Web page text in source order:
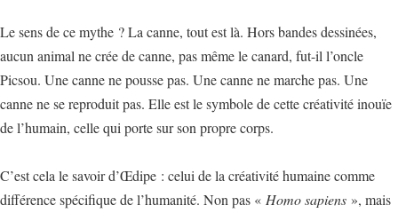
Le sens de ce mythe ? La canne, tout est là. Hors bandes dessinées,
aucun animal ne crée de canne, pas même le canard, fut-il l’oncle
Picsou. Une canne ne pousse pas. Une canne ne marche pas. Une
canne ne se reproduit pas. Elle est le symbole de cette créativité inouïe
de l’humain, celle qui porte sur son propre corps.
C’est cela le savoir d’Œdipe : celui de la créativité humaine comme
différence spécifique de l’humanité. Non pas « Homo sapiens », mais